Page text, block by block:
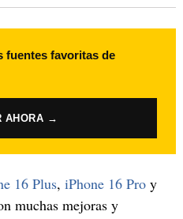
fuentes favoritas de
AHORA →
16 Plus, iPhone 16 Proy
muchas mejoras y